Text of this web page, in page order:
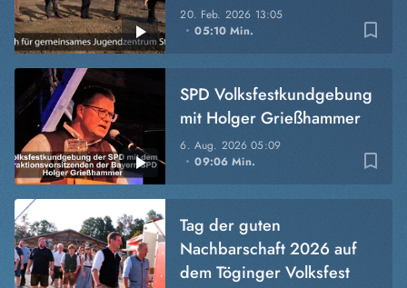
bookmark_border
20. Feb. 2026 13:05
05:10 Min.
bookmark_border
6. Aug. 202605:09
09:06 Min.
SPD Volksfestkundgebung
mit Holger Grießhammer
Tag der guten
Nachbarschaft 2026 auf
dem Töginger Volksfest